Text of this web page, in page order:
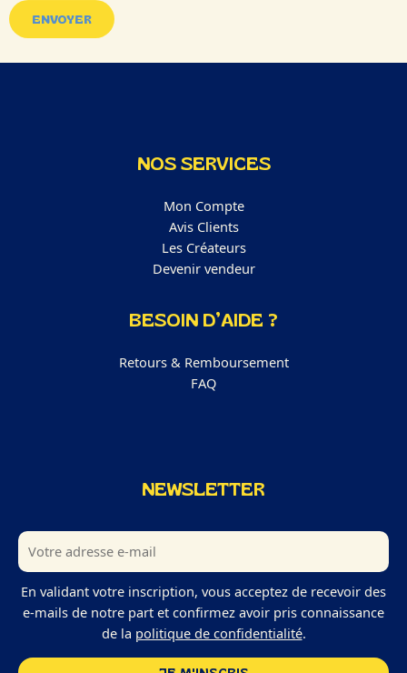
NOS SERVICES
Mon Compte
Avis Clients
Les Créateurs
Devenir vendeur
BESOIN D’AIDE ?
Retours & Remboursement
FAQ
NEWSLETTER
En validant votre inscription, vous acceptez de recevoir des
e-mails de notre part et confirmez avoir pris connaissance
de la politique de confidentialité.